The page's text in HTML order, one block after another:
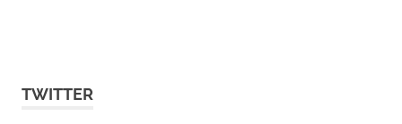
TWITTER